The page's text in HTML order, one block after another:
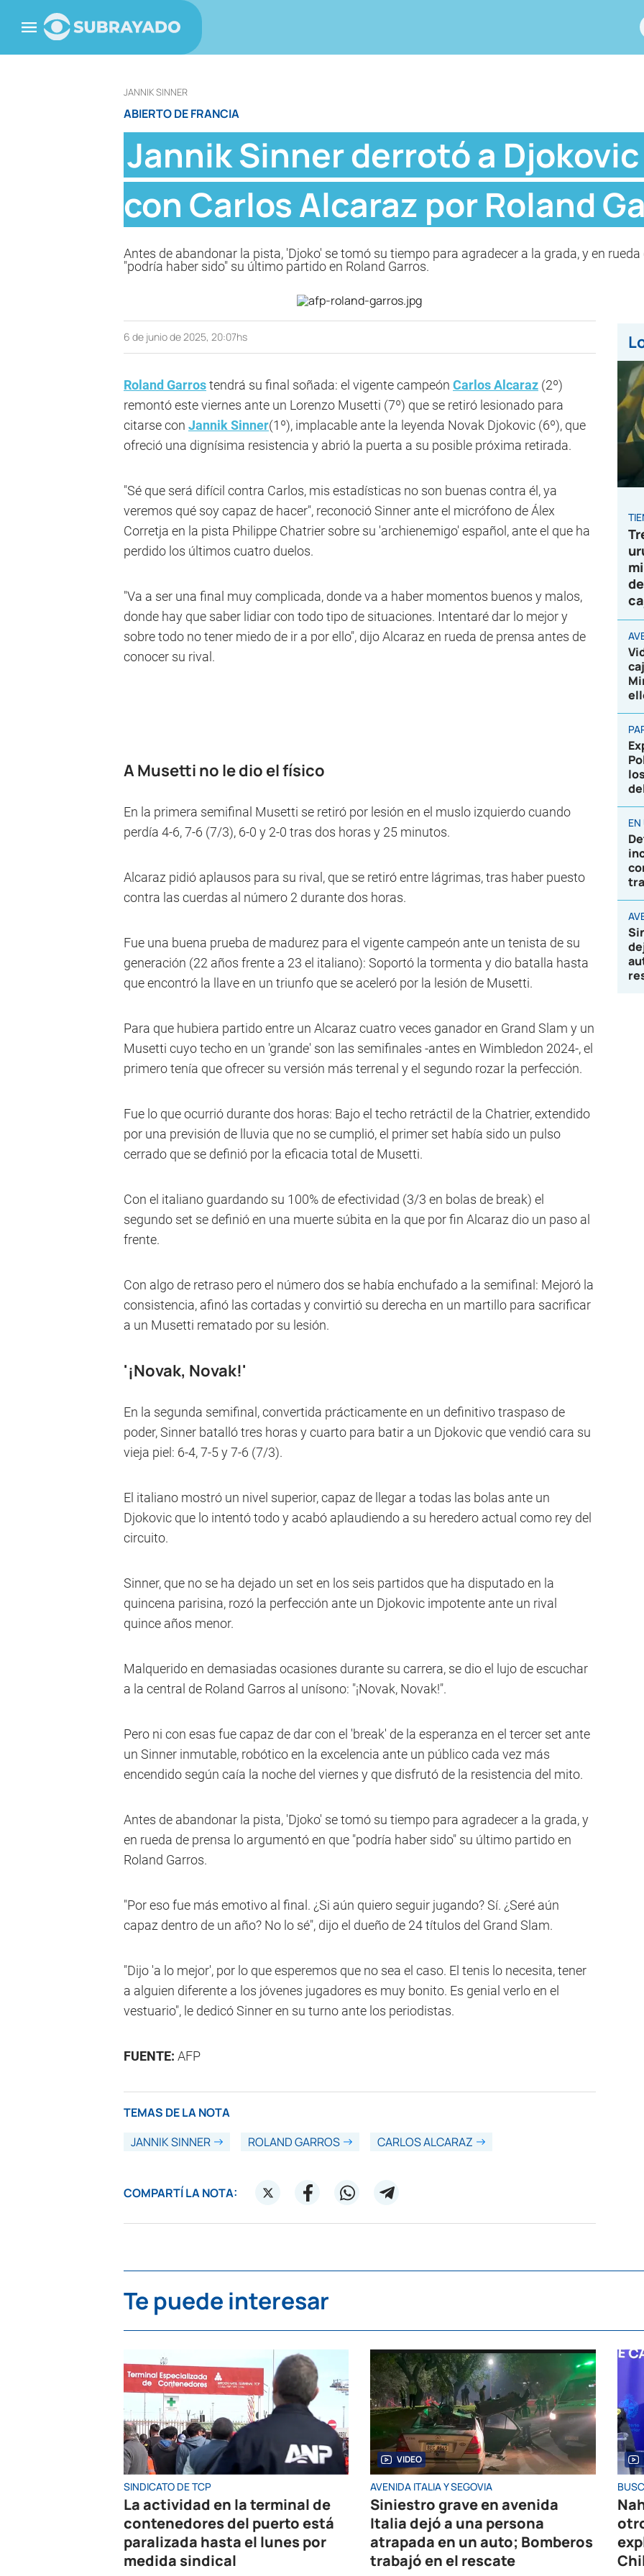
JANNIK SINNER
ABIERTO DE FRANCIA
Jannik Sinner derrotó a
con Carlos Alcaraz por Roland
Antes de abandonar la pista, 'Djoko' se tomó su tiempo para agradecer a la grada, y en
"podría haber sido" su último partido en Roland Garros.
6 de junio de 2025, 20:07hs
Roland Garrostendrá su final soñada: el vigente campeón Carlos Alcaraz (2º)
remontó este viernes ante un Lorenzo Musetti (7º) que se retiró lesionado para
citarse con Jannik Sinner(1º), implacable ante la leyenda Novak Djokovic (6º), que
ofreció una dignísima resistencia y abrió la puerta a su posible próxima retirada.
"Sé que será difícil contra Carlos, mis estadísticas no son buenas contra él, ya
veremos qué soy capaz de hacer", reconoció Sinner ante el micrófono de Álex
Corretja en la pista Philippe Chatrier sobre su 'archienemigo' español, ante el que ha
perdido los últimos cuatro duelos.
"Va a ser una final muy complicada, donde va a haber momentos buenos y malos,
donde hay que saber lidiar con todo tipo de situaciones. Intentaré dar lo mejor y
sobre todo no tener miedo de ir a por ello", dijo Alcaraz en rueda de prensa antes de
conocer su rival.
A Musetti no le dio el físico
En la primera semifinal Musetti se retiró por lesión en el muslo izquierdo cuando
perdía 4-6, 7-6 (7/3), 6-0 y 2-0 tras dos horas y 25 minutos.
Alcaraz pidió aplausos para su rival, que se retiró entre lágrimas, tras haber puesto
contra las cuerdas al número 2 durante dos horas.
Fue una buena prueba de madurez para el vigente campeón ante un tenista de su
generación (22 años frente a 23 el italiano): Soportó la tormenta y dio batalla hasta
que encontró la llave en un triunfo que se aceleró por la lesión de Musetti.
Para que hubiera partido entre un Alcaraz cuatro veces ganador en Grand Slam y un
Musetti cuyo techo en un 'grande' son las semifinales -antes en Wimbledon 2024-, el
primero tenía que ofrecer su versión más terrenal y el segundo rozar la perfección.
Fue lo que ocurrió durante dos horas: Bajo el techo retráctil de la Chatrier, extendido
por una previsión de lluvia que no se cumplió, el primer set había sido un pulso
cerrado que se definió por la eficacia total de Musetti.
Con el italiano guardando su 100% de efectividad (3/3 en bolas de break) el
segundo set se definió en una muerte súbita en la que por fin Alcaraz dio un paso al
frente.
Con algo de retraso pero el número dos se había enchufado a la semifinal: Mejoró la
consistencia, afinó las cortadas y convirtió su derecha en un martillo para sacrificar
a un Musetti rematado por su lesión.
'¡Novak, Novak!'
En la segunda semifinal, convertida prácticamente en un definitivo traspaso de
poder, Sinner batalló tres horas y cuarto para batir a un Djokovic que vendió cara su
vieja piel: 6-4, 7-5 y 7-6 (7/3).
El italiano mostró un nivel superior, capaz de llegar a todas las bolas ante un
Djokovic que lo intentó todo y acabó aplaudiendo a su heredero actual como rey del
circuito.
Sinner, que no se ha dejado un set en los seis partidos que ha disputado en la
quincena parisina, rozó la perfección ante un Djokovic impotente ante un rival
quince años menor.
Malquerido en demasiadas ocasiones durante su carrera, se dio el lujo de escuchar
a la central de Roland Garros al unísono: "¡Novak, Novak!".
Pero ni con esas fue capaz de dar con el 'break' de la esperanza en el tercer set ante
un Sinner inmutable, robótico en la excelencia ante un público cada vez más
encendido según caía la noche del viernes y que disfrutó de la resistencia del mito.
Antes de abandonar la pista, 'Djoko' se tomó su tiempo para agradecer a la grada, y
en rueda de prensa lo argumentó en que "podría haber sido" su último partido en
Roland Garros.
"Por eso fue más emotivo al final. ¿Si aún quiero seguir jugando? Sí. ¿Seré aún
capaz dentro de un año? No lo sé", dijo el dueño de 24 títulos del Grand Slam.
"Dijo 'a lo mejor', por lo que esperemos que no sea el caso. El tenis lo necesita, tener
a alguien diferente a los jóvenes jugadores es muy bonito. Es genial verlo en el
vestuario", le dedicó Sinner en su turno ante los periodistas.
FUENTE: AFP
TEMAS DE LA NOTA
JANNIK SINNER
ROLAND GARROS CARLOS ALCARAZ
COMPARTÍ LA NOTA:
Te puede interesar
SINDICATO DE TCP
La actividad en la terminal de
contenedores del puerto está
paralizada hasta el lunes por
medida sindical
VIDEO
AVENIDA ITALIA Y SEGOVIA
Siniestro grave en avenida
Italia dejó a una persona
atrapada en un auto; Bomberos
trabajó en el rescate